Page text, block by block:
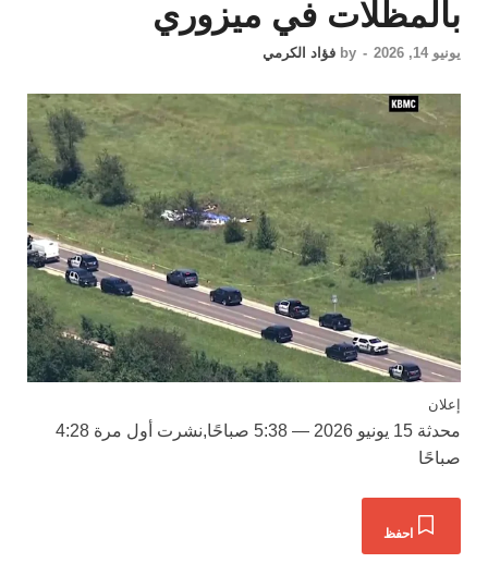
بالمظلات في ميزوري
يونيو 14, 2026 -
by فؤاد الكرمي
إعلان
محدثة 15 يونيو 2026 — 5:38 صباحًا ,نشرت أول مرة 4:28
صباحًا
احفظ